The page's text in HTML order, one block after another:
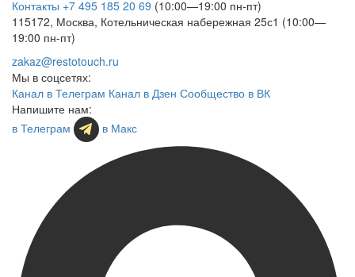
Контакты +7 495 185 20 69 (10:00—19:00 пн-пт)
115172, Москва, Котельническая набережная 25с1 (10:00—
19:00 пн-пт)
zakaz@restotouch.ru
Мы в соцсетях:
Канал в Телеграм Канал в Дзен Сообщество в ВК
Напишите нам:
в Телеграм
в Макс